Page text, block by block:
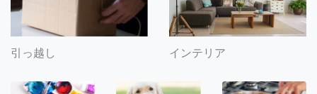
引っ越し インテリア